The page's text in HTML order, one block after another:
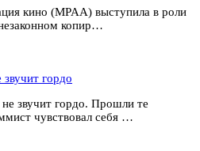
кино (MPAA) выступила в роли
копир…
гордо
звучит гордо. Прошли те
чувствовал себя …